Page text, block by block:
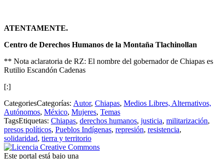
ATENTAMENTE.
Centro de Derechos Humanos de la Montaña Tlachinollan
** Nota aclaratoria de RZ: El nombre del gobernador de Chiapas es
Rutilio Escandón Cadenas
[:]
CategoriesCategorías: Autor, Chiapas, Medios Libres, Alternativos,
Autónomos, México, Mujeres, Temas
TagsEtiquetas: Chiapas, derechos humanos, justicia, militarización,
presos políticos, Pueblos Indígenas, represión, resistencia,
solidaridad, tierra y territorio
Este portal está bajo una